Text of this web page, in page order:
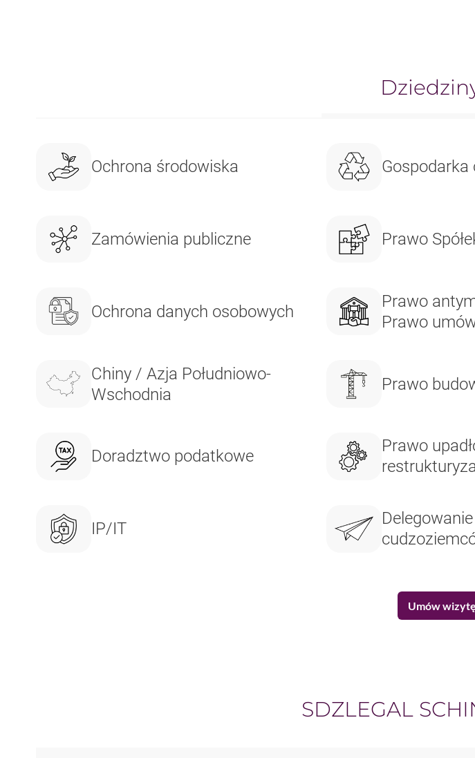
Ochrona środowiska Gospodarka
Zamówienia publiczne Prawo
Ochrona danych osobowych
Prawo
Prawo
Chiny / Azja Południowo-
Wschodnia
Prawo
Doradztwo podatkowe
Prawo
IP/IT
Umów
SDZLEGAL